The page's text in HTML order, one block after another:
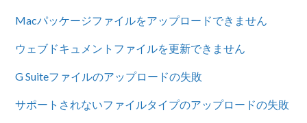
Macパッケージファイルをアップロードできません
ウェブドキュメントファイルを更新できません
G Suiteファイルのアップロードの失敗
サポートされないファイルタイプのアップロードの失敗